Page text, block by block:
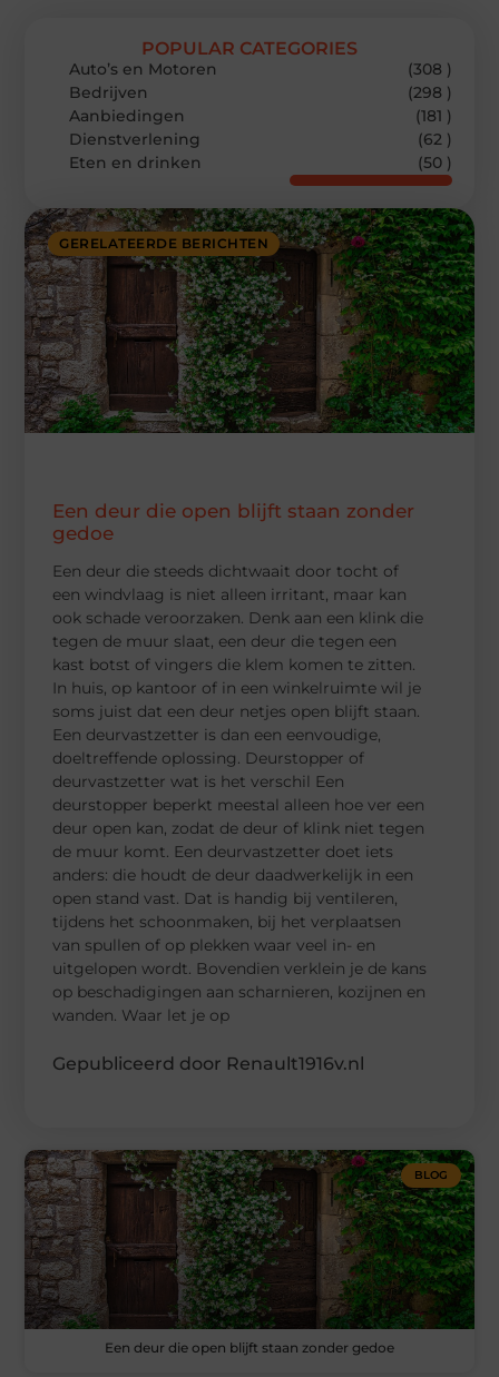
GERELATEERDE BERICHTEN
Een deur die open blijft staan zonder
gedoe
Een deur die steeds dichtwaait door tocht of
een windvlaag is niet alleen irritant, maar kan
ook schade veroorzaken. Denk aan een klink die
tegen de muur slaat, een deur die tegen een
kast botst of vingers die klem komen te zitten.
In huis, op kantoor of in een winkelruimte wil je
soms juist dat een deur netjes open blijft staan.
Een deurvastzetter is dan een eenvoudige,
doeltreffende oplossing. Deurstopper of
deurvastzetter wat is het verschil Een
deurstopper beperkt meestal alleen hoe ver een
deur open kan, zodat de deur of klink niet tegen
de muur komt. Een deurvastzetter doet iets
anders: die houdt de deur daadwerkelijk in een
open stand vast. Dat is handig bij ventileren,
tijdens het schoonmaken, bij het verplaatsen
van spullen of op plekken waar veel in- en
uitgelopen wordt. Bovendien verklein je de kans
op beschadigingen aan scharnieren, kozijnen en
wanden. Waar let je op
Gepubliceerd door Renault1916v.nl
POPULAR CATEGORIES
Auto’s en Motoren
(308 )
Bedrijven
(298 )
Aanbiedingen
(181 )
Dienstverlening
(62 )
Eten en drinken
(50 )
BLOG
Een deur die open blijft staan zonder gedoe